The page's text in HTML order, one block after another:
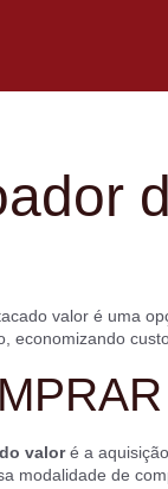
valor é uma
economizando
valoré a
modalidade de